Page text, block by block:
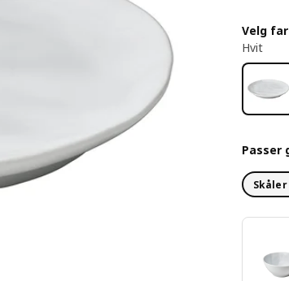
Velg
Hvit
Passer